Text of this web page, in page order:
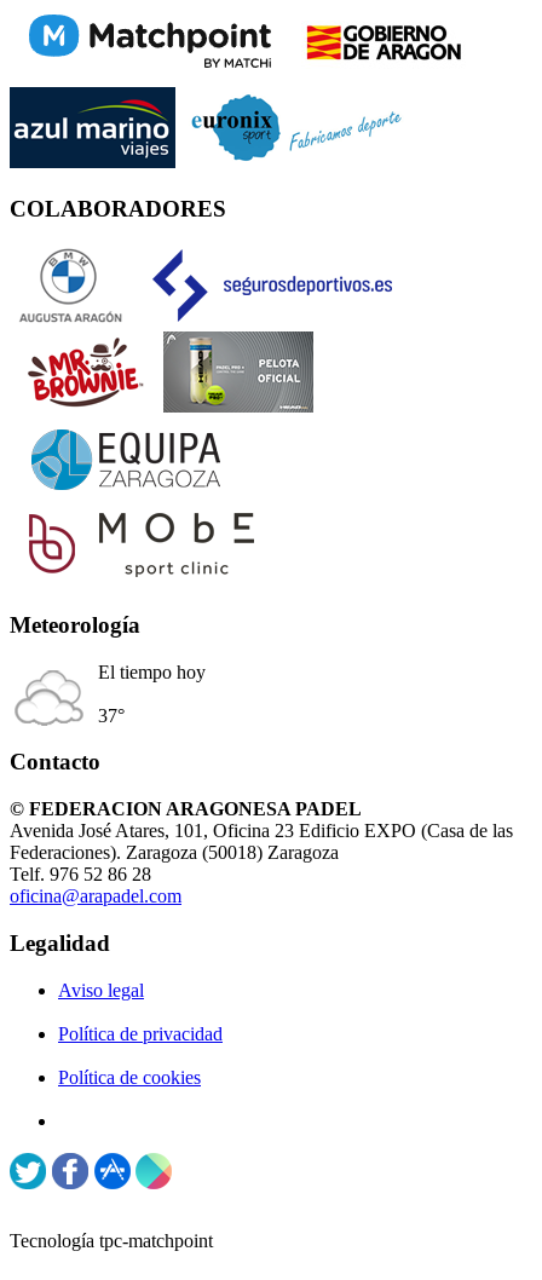
COLABORADORES
Meteorología
El tiempo hoy
37°
Contacto
© FEDERACION ARAGONESA PADEL
Avenida José Atares, 101, Oficina 23 Edificio EXPO (Casa de las
Federaciones). Zaragoza (50018) Zaragoza
Telf. 976 52 86 28
oficina@arapadel.com
Legalidad
Aviso legal
Política de privacidad
Política de cookies
Tecnología tpc-matchpoint